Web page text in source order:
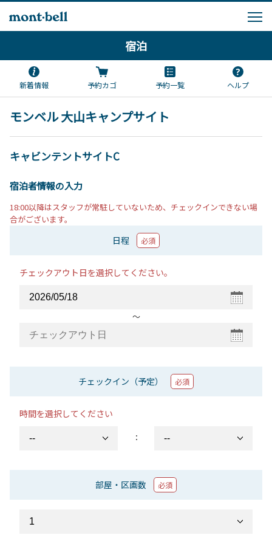
宿泊
新着情報 予約カゴ 予約一覧 ヘルプ
モンベル 大山キャンプサイト
キャビンテントサイトC
宿泊者情報の入力
18:00以降はスタッフが常駐していないため、チェックインできない場
合がございます。
日程 必須
チェックアウト日を選択してください。
〜
チェックイン（予定） 必須
時間を選択してください
：
部屋・区画数 必須